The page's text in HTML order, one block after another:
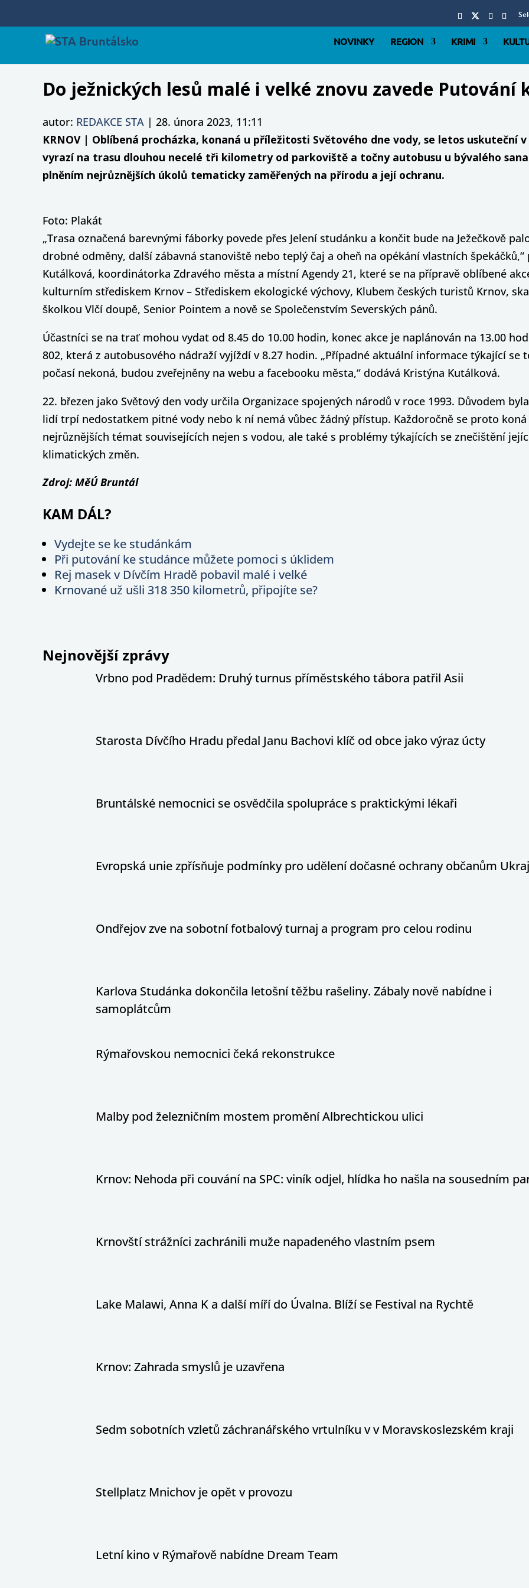
NOVINKY REGION KRIMI
Do ježnických lesů malé i velké znovu zavede Putování
autor: REDAKCE STA | 28. února 2023, 11:11
KRNOV | Oblíbená procházka, konaná u příležitosti Světového dne vody, se letos uskuteční
vyrazí na trasu dlouhou necelé tři kilometry od parkoviště a točny autobusu u bývalého
plněním nejrůznějších úkolů tematicky zaměřených na přírodu a její ochranu.
Foto: Plakát
„Trasa označená barevnými fáborky povede přes Jelení studánku a končit bude na Ježečkově
drobné odměny, další zábavná stanoviště nebo teplý čaj a oheň na opékání vlastních
Kutálková, koordinátorka Zdravého města a místní Agendy 21, které se na přípravě oblíbené
kulturním střediskem Krnov – Střediskem ekologické výchovy, Klubem českých turistů Krnov,
školkou Vlčí doupě, Senior Pointem a nově se Společenstvím Severských pánů.
Účastníci se na trať mohou vydat od 8.45 do 10.00 hodin, konec akce je naplánován na 13.00
802, která z autobusového nádraží vyjíždí v 8.27 hodin. „Případné aktuální informace týkající se
počasí nekoná, budou zveřejněny na webu a facebooku města,“ dodává Kristýna Kutálková.
22. březen jako Světový den vody určila Organizace spojených národů v roce 1993. Důvodem
lidí trpí nedostatkem pitné vody nebo k ní nemá vůbec žádný přístup. Každoročně se proto
nejrůznějších témat souvisejících nejen s vodou, ale také s problémy týkajících se znečištění
klimatických změn.
Zdroj: MěÚ Bruntál
KAM DÁL?
Vydejte se ke studánkám
Při putování ke studánce můžete pomoci s úklidem
Rej masek v Dívčím Hradě pobavil malé i velké
Krnované už ušli 318 350 kilometrů, připojíte se?
Nejnovější zprávy
Vrbno pod Pradědem: Druhý turnus příměstského tábora patřil Asii
Starosta Dívčího Hradu předal Janu Bachovi klíč od obce jako výraz úcty
Bruntálské nemocnici se osvědčila spolupráce s praktickými lékaři
Evropská unie zpřísňuje podmínky pro udělení dočasné ochrany občanům
Ondřejov zve na sobotní fotbalový turnaj a program pro celou rodinu
Karlova Studánka dokončila letošní těžbu rašeliny. Zábaly nově nabídne i
samoplátcům
Rýmařovskou nemocnici čeká rekonstrukce
Malby pod železničním mostem promění Albrechtickou ulici
Krnov: Nehoda při couvání na SPC: viník odjel, hlídka ho našla na sousedním
Krnovští strážníci zachránili muže napadeného vlastním psem
Lake Malawi, Anna K a další míří do Úvalna. Blíží se Festival na Rychtě
Krnov: Zahrada smyslů je uzavřena
Sedm sobotních vzletů záchranářského vrtulníku v v Moravskoslezském kraji
Stellplatz Mnichov je opět v provozu
Letní kino v Rýmařově nabídne Dream Team